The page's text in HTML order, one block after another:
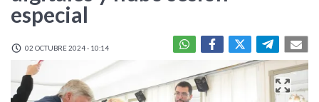
especial
02 OCTUBRE 2024 - 10:14